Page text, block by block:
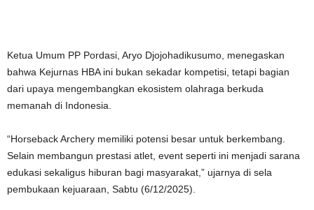
Ketua Umum PP Pordasi, Aryo Djojohadikusumo, menegaskan
bahwa Kejurnas HBA ini bukan sekadar kompetisi, tetapi bagian
dari upaya mengembangkan ekosistem olahraga berkuda
memanah di Indonesia.
“Horseback Archery memiliki potensi besar untuk berkembang.
Selain membangun prestasi atlet, event seperti ini menjadi sarana
edukasi sekaligus hiburan bagi masyarakat,” ujarnya di sela
pembukaan kejuaraan, Sabtu (6/12/2025).